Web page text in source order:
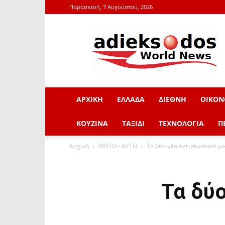
Παρασκευή, 7 Αυγούστου, 2026
adieksodos.gr
ΑΡΧΙΚΗ ΕΛΛΑΔΑ ΔΙΕΘΝΗ
ΚΟΥΖΙΝΑ ΤΑΞΙΔΙ ΤΕΧΝΟΛΟΓΙΑ
Αρχική ΜOTO - AYTO Τα δύο νέα εντυπωσιακά
Τα